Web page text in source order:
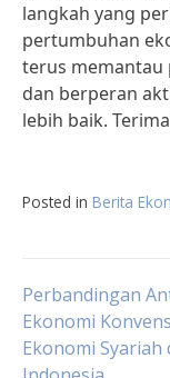
langkah yang
pertumbuhan
terus memantau
dan berperan
lebih baik.
Posted in Berita
Post
Perbandingan
Ekonomi
Ekonomi Syariah